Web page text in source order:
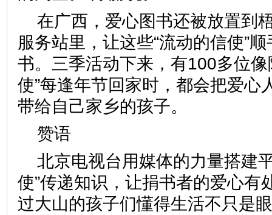
在广西，爱心图书还被放置到
服务站里，让这些“流动的信使”
书。三季活动下来，有100多位像
使”每逢年节回家时，都会把爱心
带给自己家乡的孩子。
赞语
北京电视台用媒体的力量搭建
使”传递知识，让捐书者的爱心有
过大山的孩子们懂得生活不只是